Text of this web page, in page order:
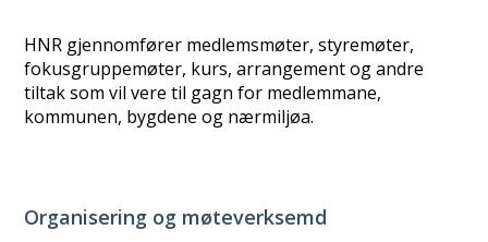
HNR gjennomfører medlemsmøter, styremøter,
fokusgruppemøter, kurs, arrangement og andre
tiltak som vil vere til gagn for medlemmane,
kommunen, bygdene og nærmiljøa.
Organisering og møteverksemd